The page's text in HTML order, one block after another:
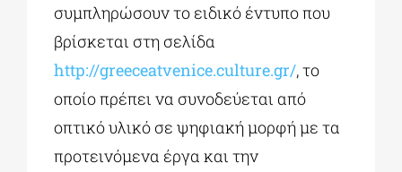
συμπληρώσουν το ειδικό έντυπο που
βρίσκεται στη σελίδα
http://greeceatvenice.culture.gr/, το
οποίο πρέπει να συνοδεύεται από
οπτικό υλικό σε ψηφιακή μορφή με τα
προτεινόμενα έργα και την